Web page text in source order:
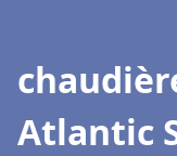
Atlantic